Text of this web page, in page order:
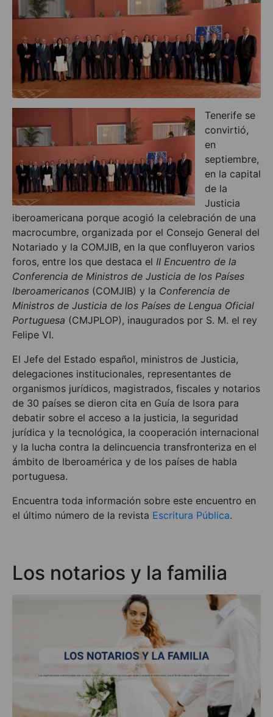
Tenerife se
convirtió,
en
septiembre,
en la capital
de la
Justicia
iberoamericana porque acogió la celebración de una
macrocumbre, organizada por el Consejo General del
Notariado y la COMJIB, en la que confluyeron varios
foros, entre los que destaca el II Encuentro de la
Conferencia de Ministros de Justicia de los Países
Iberoamericanos (COMJIB) y la Conferencia de
Ministros de Justicia de los Países de Lengua Oficial
Portuguesa (CMJPLOP), inaugurados por S. M. el rey
Felipe VI.
El Jefe del Estado español, ministros de Justicia,
delegaciones institucionales, representantes de
organismos jurídicos, magistrados, fiscales y notarios
de 30 países se dieron cita en Guía de Isora para
debatir sobre el acceso a la justicia, la seguridad
jurídica y la tecnológica, la cooperación internacional
y la lucha contra la delincuencia transfronteriza en el
ámbito de Iberoamérica y de los países de habla
portuguesa.
Encuentra toda información sobre este encuentro en
el último número de la revista Escritura Pública.
Los notarios y la familia